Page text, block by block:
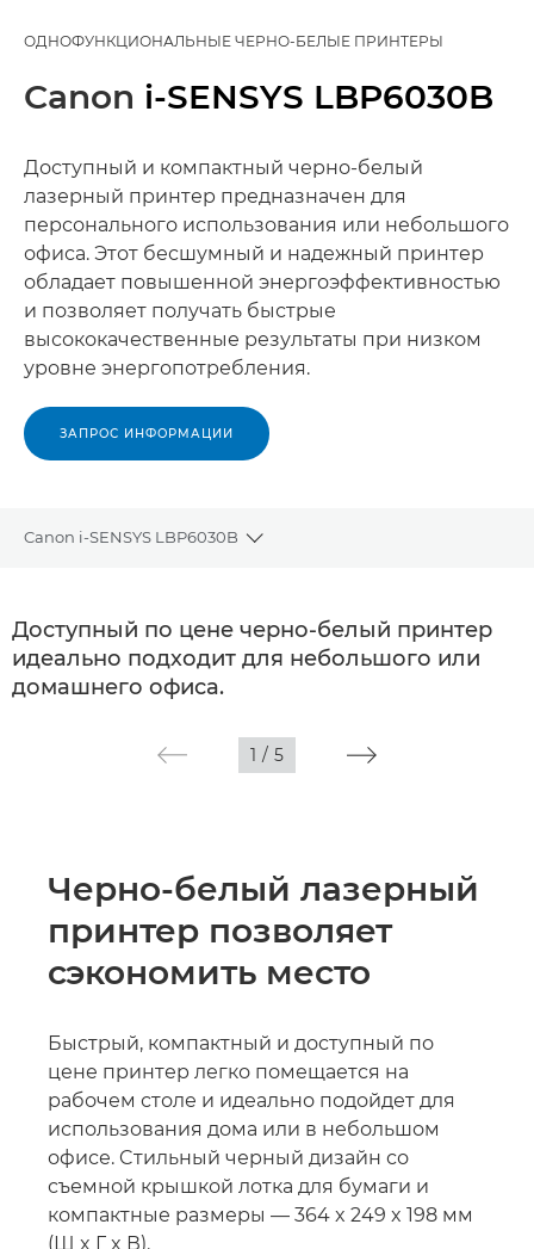
ОДНОФУНКЦИОНАЛЬНЫЕ ЧЕРНО-БЕЛЫЕ ПРИНТЕРЫ
Canon i-SENSYS LBP6030B
Доступный и компактный черно-белый
лазерный принтер предназначен для
персонального использования или небольшого
офиса. Этот бесшумный и надежный принтер
обладает повышенной энергоэффективностью
и позволяет получать быстрые
высококачественные результаты при низком
уровне энергопотребления.
ЗАПРОС ИНФОРМАЦИИ
Canon i-SENSYS LBP6030B
Toggle breadcrumbs
Технические характеристики
Доступный по цене черно-белый принтер
идеально подходит для небольшого или
домашнего офиса.
1 / 5
Черно-белый лазерный
принтер позволяет
сэкономить место
Быстрый, компактный и доступный по
цене принтер легко помещается на
рабочем столе и идеально подойдет для
использования дома или в небольшом
офисе. Cтильный черный дизайн со
съемной крышкой лотка для бумаги и
компактные размеры — 364 x 249 x 198 мм
(Ш x Г x В).